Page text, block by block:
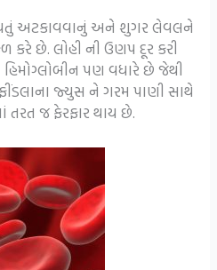
અટકાવવાનું અને શુગર લેવલને
કરે છે. લોહી ની ઉણપ દૂર કરી
પણ વધારે છે જેથી
જ્યુસ ને ગરમ પાણી સાથે
તરત જ ફેરફાર થાય છે.